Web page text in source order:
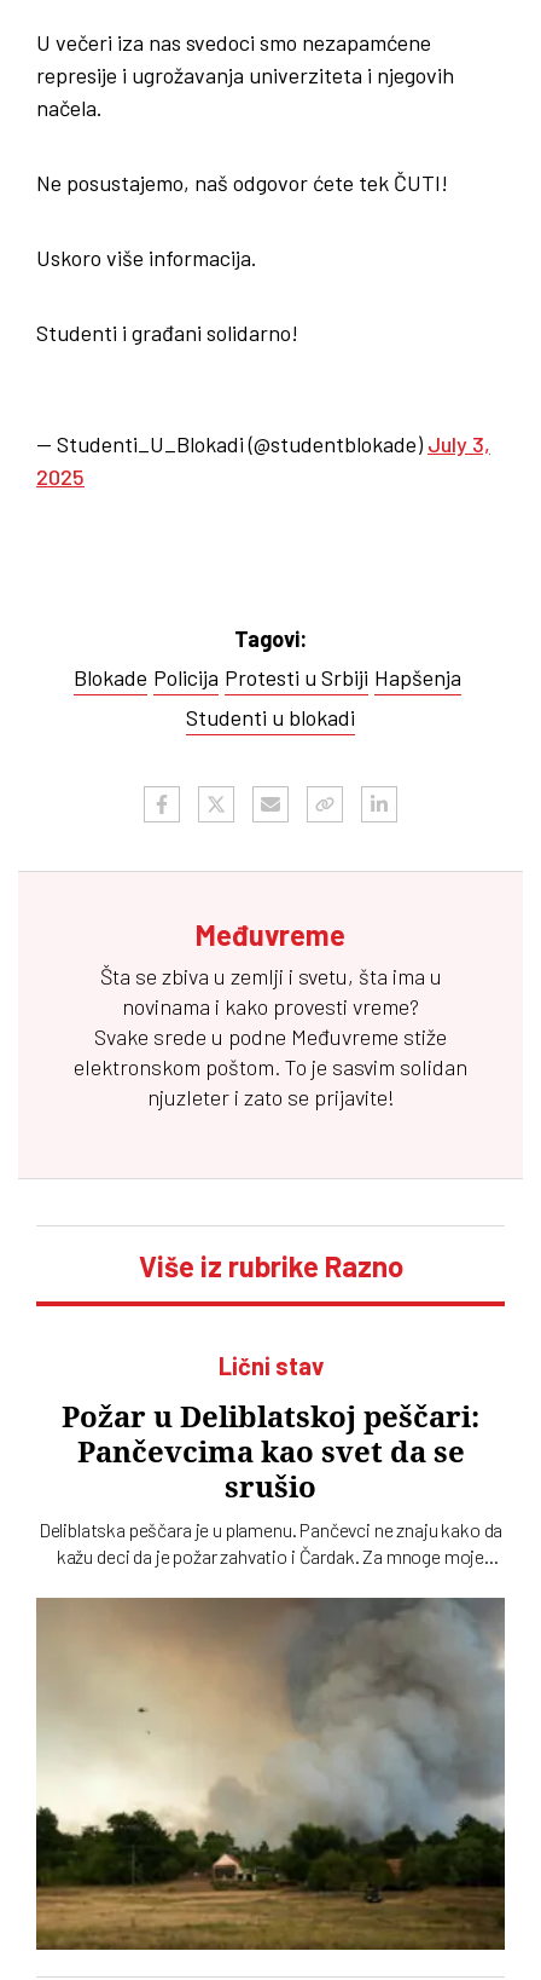
U večeri iza nas svedoci smo nezapamćene
represije i ugrožavanja univerziteta i njegovih
načela.
Ne posustajemo, naš odgovor ćete tek ČUTI!
Uskoro više informacija.
Studenti i građani solidarno!
— Studenti_U_Blokadi (@studentblokade) July 3,
2025
Tagovi:
Blokade Policija Protesti u Srbiji Hapšenja
Studenti u blokadi
Međuvreme
Šta se zbiva u zemlji i svetu, šta ima u
novinama i kako provesti vreme?
Svake srede u podne Međuvreme stiže
elektronskom poštom. To je sasvim solidan
njuzleter i zato se prijavite!
Više iz rubrike Razno
Lični stav
Požar u Deliblatskoj peščari:
Pančevcima kao svet da se
srušio
Deliblatska peščara je u plamenu. Pančevci ne znaju kako da
kažu deci da je požar zahvatio i Čardak. Za mnoge moje
deo detinjstva